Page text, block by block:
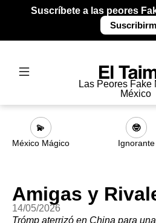
Suscríbete a las peores
Las Peores Fake
México
💫
México Mágico
🤓
Ignorante
Amigas y
14/05/2026
Trómp aterrizó en China para